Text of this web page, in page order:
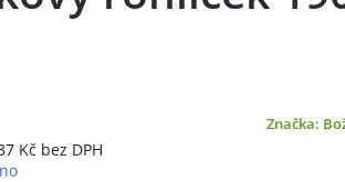
Značka:
Kč bez DPH